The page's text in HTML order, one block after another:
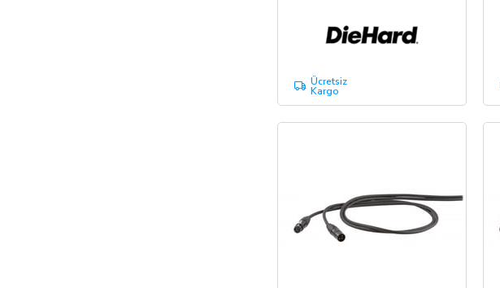
Ücretsiz
Kargo